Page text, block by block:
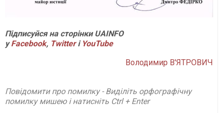
Підписуйся на сторінки UAINFO
уFacebook, Twitterі YouTube
Володимир В'ЯТРОВИЧ
Повідомити про помилку - Виділіть орфографічну
помилку мишею і натисніть Ctrl + Enter